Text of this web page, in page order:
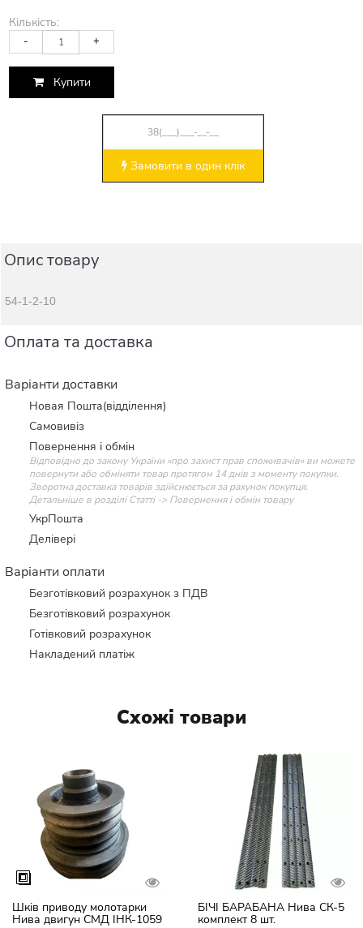
Кількість:
- +
Купити
Замовити в один клік
Опис товару
54-1-2-10
Оплата та доставка
Варіанти доставки
Новая Пошта(відділення)
Самовивіз
Повернення і обмін
Відповідно до закону України «про захист прав споживачів» ви можете
повернути або обміняти товар протягом 14 днів з моменту покупки.
Зворотна доставка товарів здійснюється за рахунок покупця.
Детальніше в розділі Статті -> Повернення і обмін товару
УкрПошта
Делівері
Варіанти оплати
Безготівковий розрахунок з ПДВ
Безготівковий розрахунок
Готівковий розрахунок
Накладений платіж
Схожі товари
Шків приводу молотарки
Нива двигун СМД ІНК-1059
БІЧІ БАРАБАНА Нива СК-5
комплект 8 шт.